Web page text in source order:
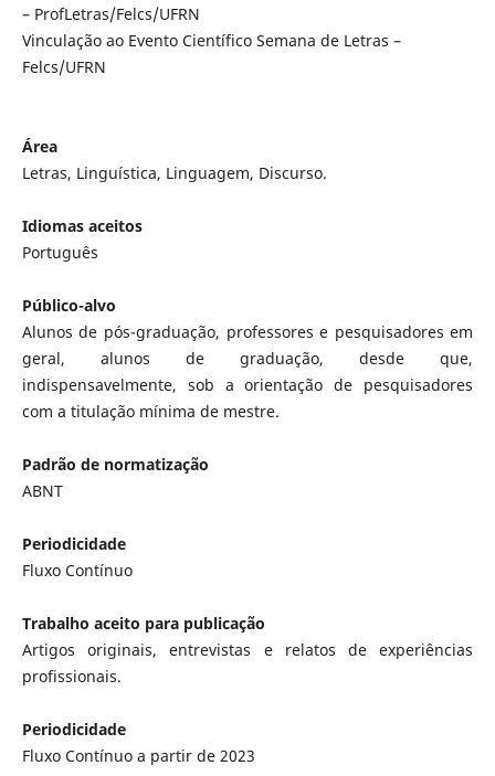
– ProfLetras/Felcs/UFRN
Vinculação ao Evento Científico Semana de Letras –
Felcs/UFRN
Área
Letras, Linguística, Linguagem, Discurso.
Idiomas aceitos
Português
Público-alvo
Alunos de pós-graduação, professores e pesquisadores em
geral, alunos de graduação, desde que,
indispensavelmente, sob a orientação de pesquisadores
com a titulação mínima de mestre.
Padrão de normatização
ABNT
Periodicidade
Fluxo Contínuo
Trabalho aceito para publicação
Artigos originais, entrevistas e relatos de experiências
profissionais.
Periodicidade
Fluxo Contínuo a partir de 2023